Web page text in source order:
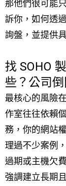
那他們很可能
訴你，如何透
詢盤，並提供
找 SOHO
些？公司
最核心的風險
作室往往依賴
務，你的網站
理過不少案例
過期或主機欠
強調建立長期